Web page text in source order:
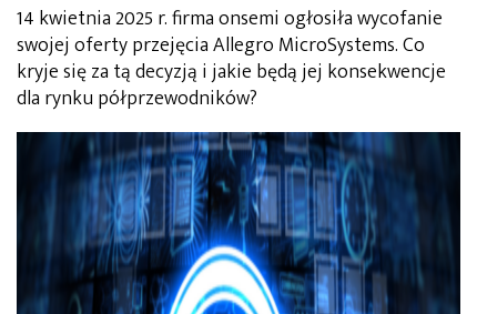
14 kwietnia 2025 r. firma onsemi ogłosiła wycofanie
swojej oferty przejęcia Allegro MicroSystems. Co
kryje się za tą decyzją i jakie będą jej konsekwencje
dla rynku półprzewodników?